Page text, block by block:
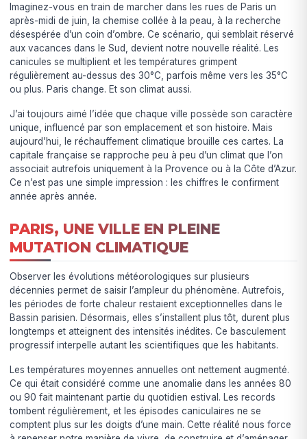
Imaginez-vous en train de marcher dans les rues de Paris un
après-midi de juin, la chemise collée à la peau, à la recherche
désespérée d’un coin d’ombre. Ce scénario, qui semblait réservé
aux vacances dans le Sud, devient notre nouvelle réalité. Les
canicules se multiplient et les températures grimpent
régulièrement au-dessus des 30°C, parfois même vers les 35°C
ou plus. Paris change. Et son climat aussi.
J’ai toujours aimé l’idée que chaque ville possède son caractère
unique, influencé par son emplacement et son histoire. Mais
aujourd’hui, le réchauffement climatique brouille ces cartes. La
capitale française se rapproche peu à peu d’un climat que l’on
associait autrefois uniquement à la Provence ou à la Côte d’Azur.
Ce n’est pas une simple impression : les chiffres le confirment
année après année.
PARIS, UNE VILLE EN PLEINE
MUTATION CLIMATIQUE
Observer les évolutions météorologiques sur plusieurs
décennies permet de saisir l’ampleur du phénomène. Autrefois,
les périodes de forte chaleur restaient exceptionnelles dans le
Bassin parisien. Désormais, elles s’installent plus tôt, durent plus
longtemps et atteignent des intensités inédites. Ce basculement
progressif interpelle autant les scientifiques que les habitants.
Les températures moyennes annuelles ont nettement augmenté.
Ce qui était considéré comme une anomalie dans les années 80
ou 90 fait maintenant partie du quotidien estival. Les records
tombent régulièrement, et les épisodes caniculaires ne se
comptent plus sur les doigts d’une main. Cette réalité nous force